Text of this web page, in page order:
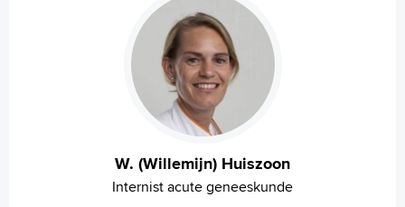
W. (Willemijn) Huiszoon
Internist acute geneeskunde